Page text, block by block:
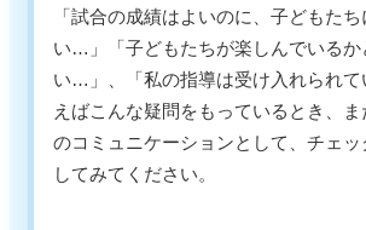
「試合の成績はよいのに、子どもた
い…」「子どもたちが楽しんでいるか
い…」、「私の指導は受け入れられて
えばこんな疑問をもっているとき、ま
のコミュニケーションとして、チェ
してみてください。